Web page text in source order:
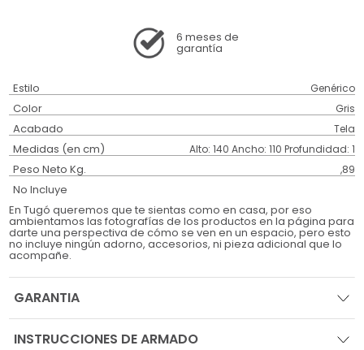
6 meses de
garantía
Estilo Genérico
Color Gris
Acabado Tela
Medidas (en cm) Alto: 140 Ancho: 110 Profundidad: 1
Peso Neto Kg. ,89
No Incluye
En Tugó queremos que te sientas como en casa, por eso
ambientamos las fotografías de los productos en la página para
darte una perspectiva de cómo se ven en un espacio, pero esto
no incluye ningún adorno, accesorios, ni pieza adicional que lo
acompañe.
GARANTIA
INSTRUCCIONES DE ARMADO